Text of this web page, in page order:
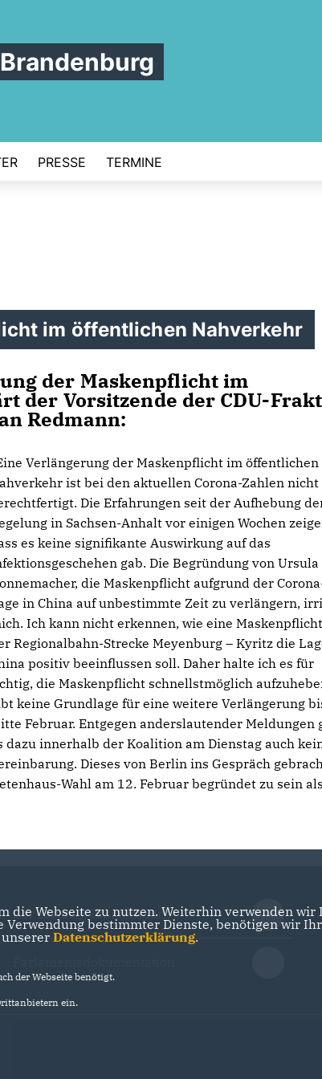
PRESSE TERMINE
im öffentlichen Nahverkehr
der Maskenpflicht im
der Vorsitzende der CDU-
Redmann:
Verlängerung der Maskenpflicht im öffentlichen
ist bei den aktuellen Corona-Zahlen nicht
Die Erfahrungen seit der Aufhebung
in Sachsen-Anhalt vor einigen Wochen
es keine signifikante Auswirkung auf das
gab. Die Begründung von Ursula
die Maskenpflicht aufgrund der
in China auf unbestimmte Zeit zu verlängern,
Ich kann nicht erkennen, wie eine
Regionalbahn-Strecke Meyenburg – Kyritz die
positiv beeinflussen soll. Daher halte ich es für
die Maskenpflicht schnellstmöglich
keine Grundlage für eine weitere Verlängerung
Februar. Entgegen anderslautender Meldungen
dazu innerhalb der Koalition am Dienstag auch
Dieses von Berlin ins Gespräch
Wahl am 12. Februar begründet zu sein
Der Landtag Brandenburg
die Webseite zu nutzen. Weiterhin verwenden
Verwendung bestimmter Dienste, benötigen wir
Datenschutzerklärung.
der Webseite benötigt.
ein.